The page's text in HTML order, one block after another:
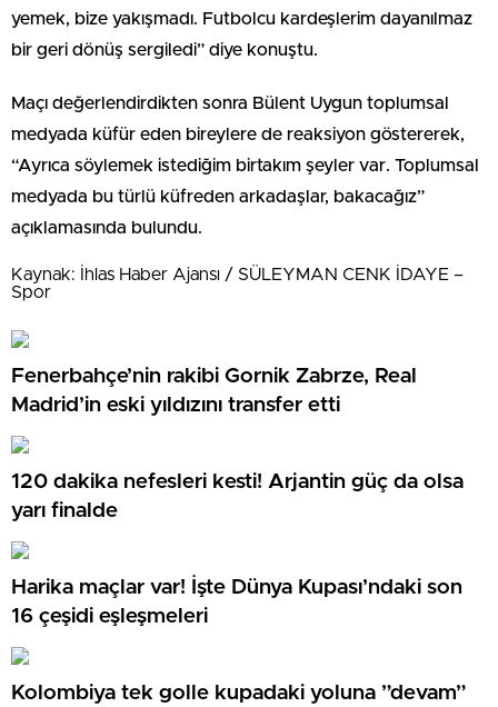
yemek, bize yakışmadı. Futbolcu kardeşlerim dayanılmaz
bir geri dönüş sergiledi” diye konuştu.
Maçı değerlendirdikten sonra Bülent Uygun toplumsal
medyada küfür eden bireylere de reaksiyon göstererek,
“Ayrıca söylemek istediğim birtakım şeyler var. Toplumsal
medyada bu türlü küfreden arkadaşlar, bakacağız”
açıklamasında bulundu.
Kaynak: İhlas Haber Ajansı / SÜLEYMAN CENK İDAYE –
Spor
Fenerbahçe’nin rakibi Gornik Zabrze, Real
Madrid’in eski yıldızını transfer etti
120 dakika nefesleri kesti! Arjantin güç da olsa
yarı finalde
Harika maçlar var! İşte Dünya Kupası’ndaki son
16 çeşidi eşleşmeleri
Kolombiya tek golle kupadaki yoluna ”devam”